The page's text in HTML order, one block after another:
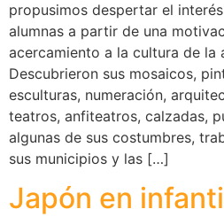
propusimos despertar el
alumnas a partir de una
acercamiento a la cultura de la
Descubrieron sus mosaicos,
esculturas, numeración,
teatros, anfiteatros, calzadas,
algunas de sus costumbres,
sus municipios y las […]
Japón en